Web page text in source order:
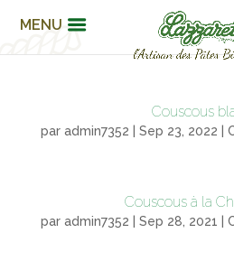
MENU
Couscous
par admin7352 Sep 23, 2022
Couscous à la
par admin7352 Sep 28, 2021